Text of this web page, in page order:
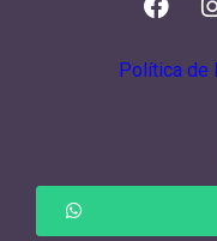
Política de